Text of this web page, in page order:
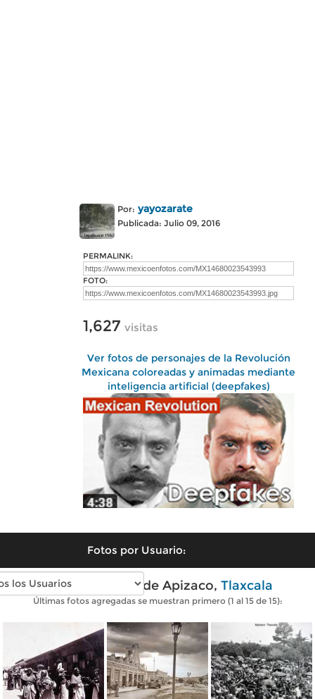
Por: yayozarate
Publicada: Julio 09, 2016
PERMALINK:
FOTO:
1,627 visitas
Ver fotos de personajes de la Revolución
Mexicana coloreadas y animadas mediante
inteligencia artificial (deepfakes)
Fotos por Usuario:
Fotos antiguas de Apizaco, Tlaxcala
Últimas fotos agregadas se muestran primero (1 al 15 de 15):